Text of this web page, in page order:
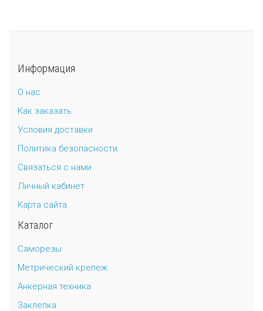
Информация
О нас
Как заказать
Условия доставки
Политика безопасности
Связаться с нами
Личный кабинет
Карта сайта
Каталог
Саморезы
Метрический крепеж
Анкерная техника
Заклепка